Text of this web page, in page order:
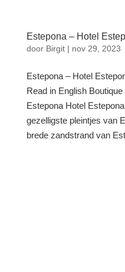
Estepona – Hotel
door Birgit| nov 29, 2023
Estepona – Hotel
Read in English
Estepona Hotel
gezelligste pleintjes van
brede zandstrand van